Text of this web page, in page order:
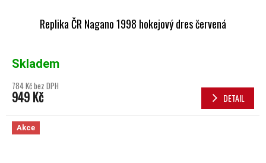
Replika ČR Nagano 1998 hokejový dres červená
Skladem
784 Kč bez DPH
949 Kč DETAIL
Akce